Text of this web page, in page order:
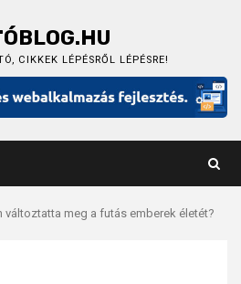
CIKKEK LÉPÉSRŐL LÉPÉSRE!
változtatta meg a futás emberek életét?